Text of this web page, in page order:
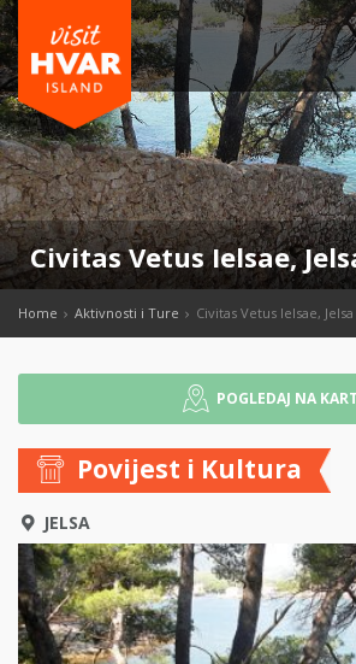
Civitas Vetus Ielsae,
Home Aktivnosti i Ture Civitas Vetus Ielsae, Jelsa
POGLEDAJ NA
Povijest i Kultura
JELSA